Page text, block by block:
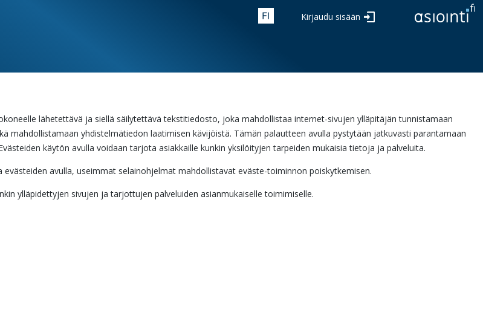
Kirjaudu sisään
lähetettävä ja siellä säilytettävä tekstitiedosto, joka mahdollistaa internet-sivujen ylläpitäjän tunnistamaan
mahdollistamaan yhdistelmätiedon laatimisen kävijöistä. Tämän palautteen avulla pystytään jatkuvasti parantamaan
käytön avulla voidaan tarjota asiakkaille kunkin yksilöityjen tarpeiden mukaisia tietoja ja palveluita.
avulla, useimmat selainohjelmat mahdollistavat eväste-toiminnon poiskytkemisen.
ylläpidettyjen sivujen ja tarjottujen palveluiden asianmukaiselle toimimiselle.